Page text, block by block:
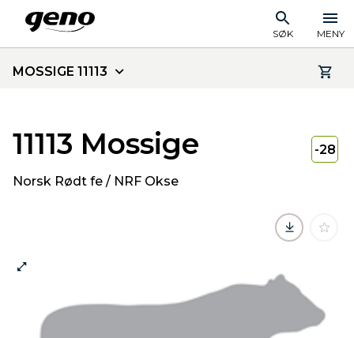
SØK MENY
MOSSIGE 11113
11113 Mossige
Norsk Rødt fe / NRF Okse
-28